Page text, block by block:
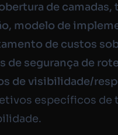
de camadas,
modelo de
de custos
de segurança de
de visibilidade/
específicos de